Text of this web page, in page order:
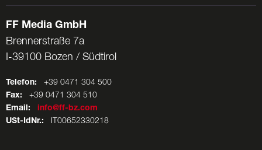
FF Media GmbH
Brennerstraße 7a
I-39100 Bozen / Südtirol
Telefon: +39 0471 304 500
Fax: +39 0471 304 510
Email:
info@ff-bz.com
USt-IdNr.: IT00652330218